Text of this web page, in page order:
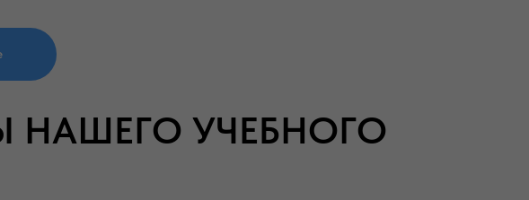
НАШЕГО УЧЕБНОГО